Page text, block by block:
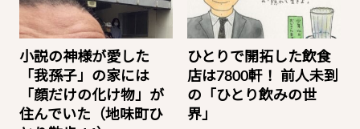
小説の神様が愛した
「我孫子」の家には
「顔だけの化け物」が
住んでいた（地味町ひ
ひとりで開拓した飲食
店は7800軒！ 前人未到
の「ひとり飲みの世
界」